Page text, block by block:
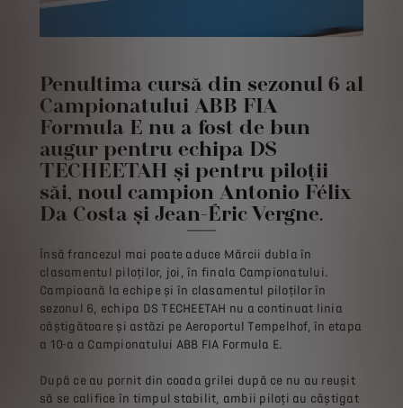
Penultima cursă din sezonul 6 al
Campionatului ABB FIA
Formula E nu a fost de bun
augur pentru echipa DS
TECHEETAH și pentru piloții
săi, noul campion Antonio Félix
Da Costa și Jean-Éric Vergne.
Însă francezul mai poate aduce Mărcii dubla în
clasamentul piloților, joi, în finala Campionatului.
Campioană la echipe și în clasamentul piloților în
sezonul 6, echipa DS TECHEETAH nu a continuat linia
câștigătoare și astăzi pe Aeroportul Tempelhof, în etapa
a 10-a a Campionatului ABB FIA Formula E.
După ce au pornit din coada grilei după ce nu au reușit
să se califice în timpul stabilit, ambii piloți au câștigat